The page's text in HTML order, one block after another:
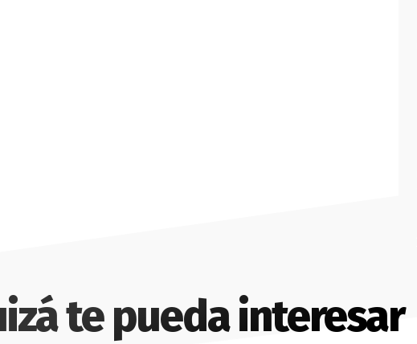
te pueda interesar